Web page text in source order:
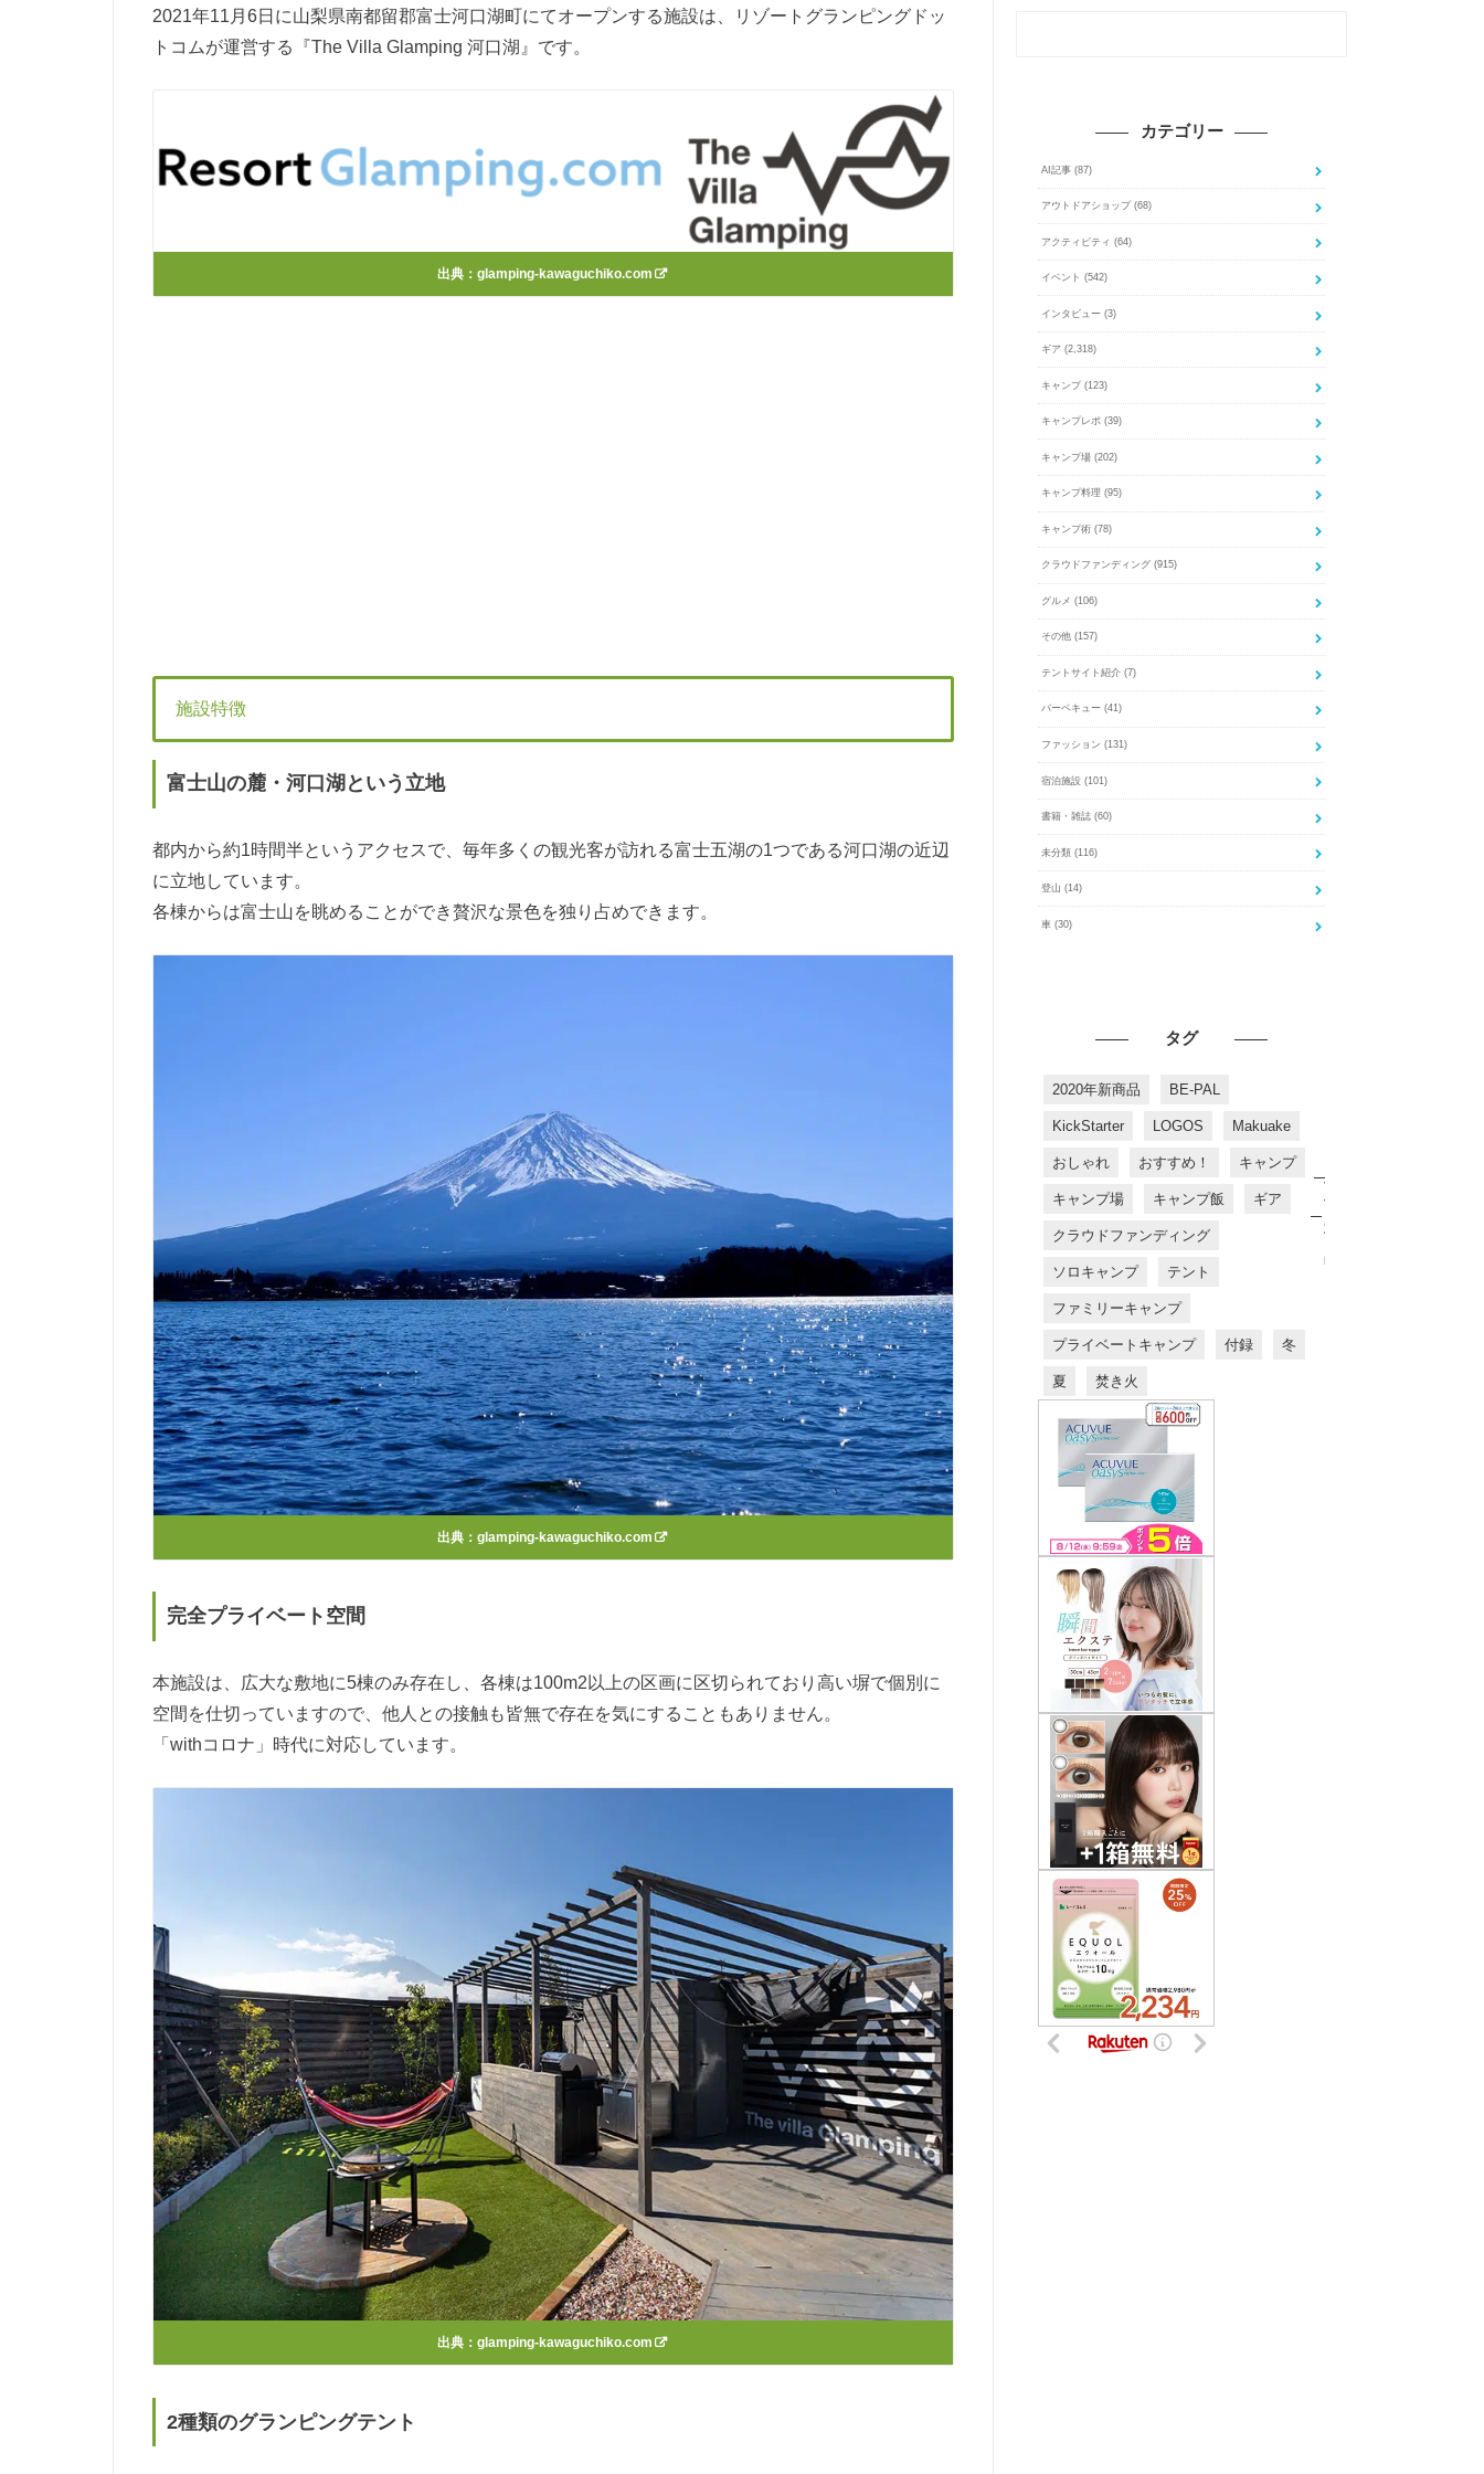
2021年11月6日に山梨県南都留郡富士河口湖町にてオープンする施設は、リゾートグランピングドッ
トコムが運営する『The Villa Glamping 河口湖』です。
出典： glamping-kawaguchiko.com
施設特徴
富士山の麓・河口湖という立地
都内から約1時間半というアクセスで、毎年多くの観光客が訪れる富士五湖の1つである河口湖の近辺
に立地しています。
各棟からは富士山を眺めることができ贅沢な景色を独り占めできます。
出典： glamping-kawaguchiko.com
完全プライベート空間
本施設は、広大な敷地に5棟のみ存在し、各棟は100m2以上の区画に区切られており高い塀で個別に
空間を仕切っていますので、他人との接触も皆無で存在を気にすることもありません。
「withコロナ」時代に対応しています。
出典： glamping-kawaguchiko.com
2種類のグランピングテント
カテゴリー
AI記事 (87)
アウトドアショップ (68)
アクティビティ (64)
イベント (542)
インタビュー (3)
ギア (2,318)
キャンプ (123)
キャンプレポ (39)
キャンプ場 (202)
キャンプ料理 (95)
キャンプ術 (78)
クラウドファンディング (915)
グルメ (106)
その他 (157)
テントサイト紹介 (7)
バーベキュー (41)
ファッション (131)
宿泊施設 (101)
書籍・雑誌 (60)
未分類 (116)
登山 (14)
車 (30)
タグ
2020年新商品 BE-PAL
KickStarter LOGOS Makuake
おしゃれ おすすめ！ キャンプ
キャンプ場 キャンプ飯 ギア
クラウドファンディング
ソロキャンプ テント
ファミリーキャンプ
プライベートキャンプ 付録 冬
夏 焚き火
す
す
め
商
品